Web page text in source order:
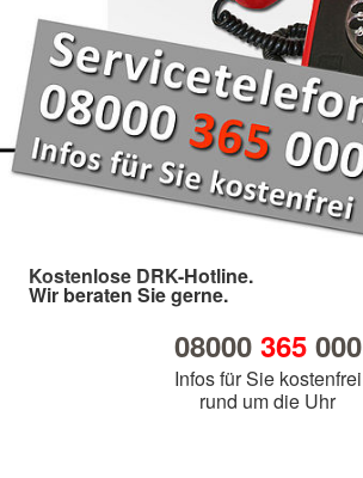
Kostenlose DRK-Hotline.
Wir beraten Sie gerne.
08000 365000
Infos für Sie kostenfrei
rund um die Uhr